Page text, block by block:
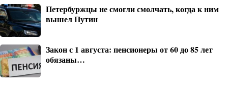
Петербуржцы не смогли смолчать, когда к ним
вышел Путин
Закон с 1 августа: пенсионеры от 60 до 85 лет
обязаны…